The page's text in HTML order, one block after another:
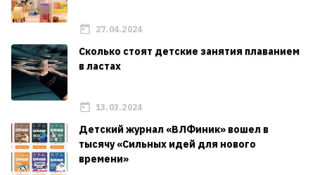
27.04.2024
Сколько стоят детские занятия плаванием
в ластах
13.03.2024
Детский журнал «ВЛФиник» вошел в
тысячу «Сильных идей для нового
времени»